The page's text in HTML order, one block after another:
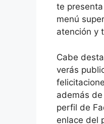
te
menú
atención y
Cabe
verás
además
perfil de
enlace del